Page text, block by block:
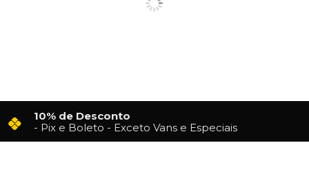
10% de Desconto
- Pix e Boleto - Exceto Vans e Especiais